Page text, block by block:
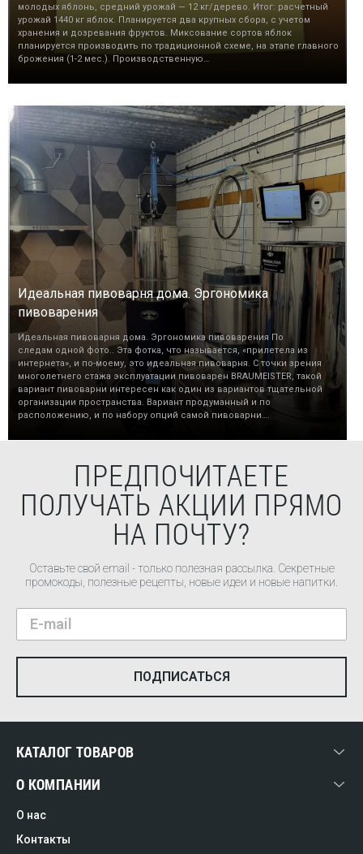
молодых яблонь, средний урожай — 12 кг/дерево. Итог: расчетный
урожай 1440 кг яблок. Планируется два крупных сбора, с учетом
хранения и дозревания фруктов. Миксование сортов яблок
планируется производить по традиционной схеме, на этапе главного
брожения (1-2 мес.). Производственную…
Идеальная пивоварня дома. Эргономика
пивоварения
Идеальная пивоварня дома. Эргономика пивоварения По
следам одной фото.. Эта фотка, что называется, «прилетела из
интернета», и по-моему, это идеальная пивоварня. С точки зрения
многолетнего стажа эксплуатации пивоварен BRAUMEISTER, такой
вариант пивоварни интересен как один из вариантов тщательной
организации пространства. Вариант продуманный и по
расположению, и по набору опций самой пивоварни….
ПРЕДПОЧИТАЕТЕ
ПОЛУЧАТЬ АКЦИИ ПРЯМО
НА ПОЧТУ?
Оставьте свой email - только полезная рассылка. Секретные
промокоды, полезные рецепты, новые идеи и новые напитки.
КАТАЛОГ ТОВАРОВ
О КОМПАНИИ
О нас
Контакты